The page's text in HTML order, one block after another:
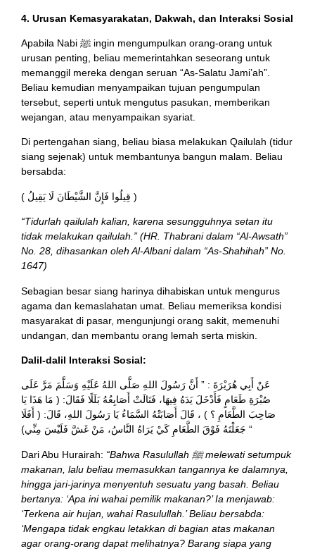
4. Urusan Kemasyarakatan, Dakwah, dan Interaksi Sosial
Apabila Nabi ﷺ ingin mengumpulkan orang-orang untuk
urusan penting, beliau memerintahkan seseorang untuk
memanggil mereka dengan seruan “As-Salatu Jami’ah”.
Beliau kemudian menyampaikan tujuan pengumpulan
tersebut, seperti untuk mengutus pasukan, memberikan
wejangan, atau menyampaikan syariat.
Di pertengahan siang, beliau biasa melakukan Qailulah (tidur
siang sejenak) untuk membantunya bangun malam. Beliau
bersabda:
( قِيلُوا فَإِنَّ الشَّيْطَانَ لَا يَقِيلُ )
“Tidurlah qailulah kalian, karena sesungguhnya setan itu
tidak melakukan qailulah.” (HR. Thabrani dalam “Al-Awsath”
No. 28, dihasankan oleh Al-Albani dalam “As-Shahihah” No.
1647)
Sebagian besar siang harinya dihabiskan untuk mengurus
agama dan kemaslahatan umat. Beliau memeriksa kondisi
masyarakat di pasar, mengunjungi orang sakit, memenuhi
undangan, dan membantu orang lemah serta miskin.
Dalil-dalil Interaksi Sosial:
عَنْ أَبِي هُرَيْرَةَ : ” أَنَّ رَسُولَ اللهِ صَلَّى اللهُ عَلَيْهِ وَسَلَّمَ مَرَّ عَلَى
صُبْرَةِ طَعَامٍ فَأَدْخَلَ يَدَهُ فِيهَا، فَنَالَتْ أَصَابِعُهُ بَلَلًا فَقَالَ: ( مَا هَذَا يَا
صَاحِبَ الطَّعَامِ ؟ ) ، قَالَ أَصَابَتْهُ السَّمَاءُ يَا رَسُولَ اللهِ، قَالَ: ( أَفَلَا
جَعَلْتَهُ فَوْقَ الطَّعَامِ كَيْ يَرَاهُ النَّاسُ، مَنْ غَشَّ فَلَيْسَ مِنِّي) “
Dari Abu Hurairah: “Bahwa Rasulullah ﷺ melewati setumpuk
makanan, lalu beliau memasukkan tangannya ke dalamnya,
hingga jari-jarinya menyentuh sesuatu yang basah. Beliau
bertanya: ‘Apa ini wahai pemilik makanan?’ Ia menjawab:
‘Terkena air hujan, wahai Rasulullah.’ Beliau bersabda:
‘Mengapa tidak engkau letakkan di bagian atas makanan
agar orang-orang dapat melihatnya? Barang siapa yang